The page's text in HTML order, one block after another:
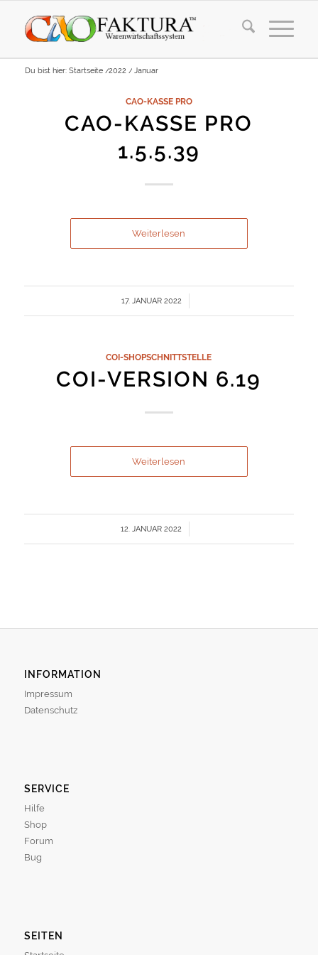
Du bist hier: Startseite /2022 / Januar
CAO-KASSE PRO
CAO-KASSE PRO
1.5.5.39
Weiterlesen
17. JANUAR 2022
/
COI-SHOPSCHNITTSTELLE
COI-VERSION 6.19
Weiterlesen
12. JANUAR 2022
/
INFORMATION
Impressum
Datenschutz
SERVICE
Hilfe
Shop
Forum
Bug
SEITEN